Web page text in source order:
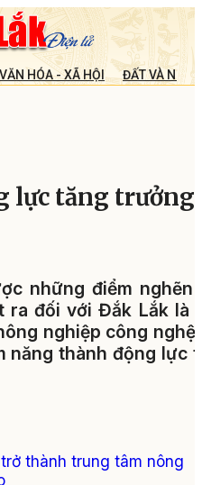
VĂN HÓA - XÃ HỘI ĐẤT VÀ
lực tăng trưởng
những điểm nghẽn
ra đối với Đắk Lắk là
nghiệp công nghệ
năng thành động lực
thành trung tâm nông